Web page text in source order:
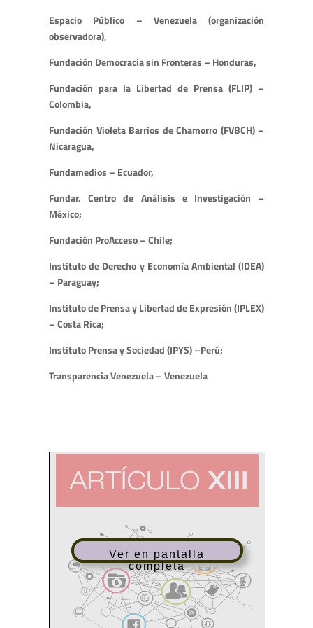
Espacio Público – Venezuela (organización
observadora),
Fundación Democracia sin Fronteras – Honduras,
Fundación para la Libertad de Prensa (FLIP) –
Colombia,
Fundación Violeta Barrios de Chamorro (FVBCH) –
Nicaragua,
Fundamedios – Ecuador,
Fundar. Centro de Análisis e Investigación –
México;
Fundación ProAcceso – Chile;
Instituto de Derecho y Economía Ambiental (IDEA)
– Paraguay;
Instituto de Prensa y Libertad de Expresión (IPLEX)
– Costa Rica;
Instituto Prensa y Sociedad (IPYS) –Perú;
Transparencia Venezuela – Venezuela
Ver en pantalla
completa